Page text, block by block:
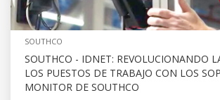
SOUTHCO
SOUTHCO - IDNET: REVOLUCIONANDO
LOS PUESTOS DE TRABAJO CON LOS
MONITOR DE SOUTHCO